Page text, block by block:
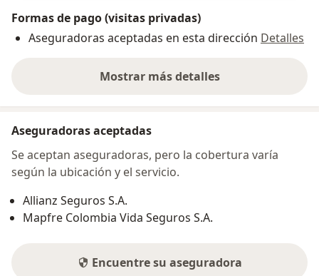
Formas de pago (visitas privadas)
Aseguradoras aceptadas en esta dirección Detalles
Mostrar más detalles
sobre la dirección
Aseguradoras aceptadas
Se aceptan aseguradoras, pero la cobertura varía
según la ubicación y el servicio.
Allianz Seguros S.A.
Mapfre Colombia Vida Seguros S.A.
Encuentre su aseguradora